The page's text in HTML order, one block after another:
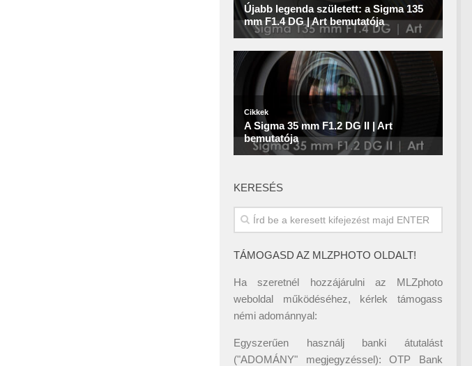
KERESÉS
TÁMOGASD AZ MLZPHOTO OLDALT!
Ha szeretnél hozzájárulni az MLZphoto
weboldal működéséhez, kérlek támogass
némi adománnyal:
Egyszerűen használj banki átutalást
("ADOMÁNY" megjegyzéssel): OTP Bank